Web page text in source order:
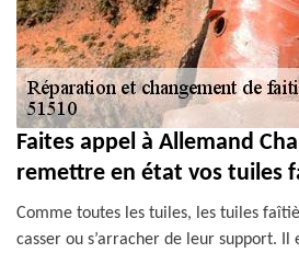
Faites appel à Allemand
remettre en état vos tuiles
Comme toutes les tuiles, les tuiles
casser ou s’arracher de leur support. Il